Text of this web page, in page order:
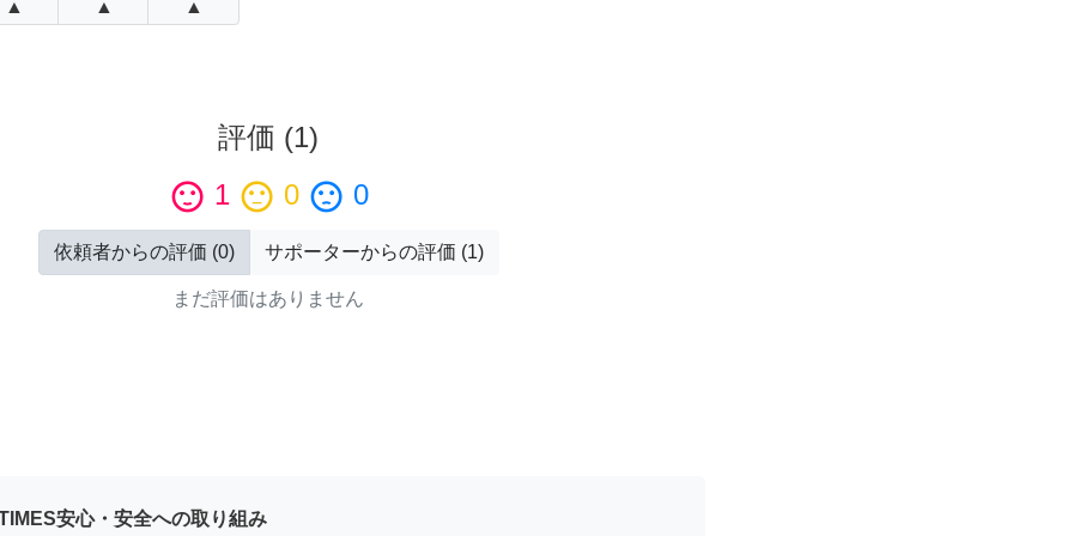
▲ ▲ ▲
評価 (1)
sentiment_satisfied 1 sentiment_neutral 0 sentiment_dissatisfied 0
依頼者からの評価 (0) サポーターからの評価 (1)
まだ評価はありません
安心・安全への取り組み